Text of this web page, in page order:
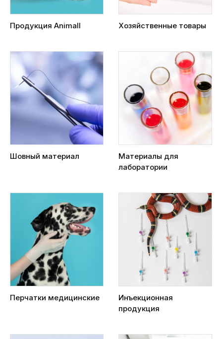
Продукция Animall Хозяйственные товары
Шовный материал
Материалы для
лаборатории
Перчатки медицинские
Инъекционная
продукция